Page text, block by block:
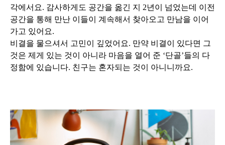
각에서요. 감사하게도 공간을 옮긴 지 2년이 넘었는데 이전
공간을 통해 만난 이들이 계속해서 찾아오고 만남을 이어
가고 있어요.
비결을 물으셔서 고민이 깊었어요. 만약 비결이 있다면 그
것은 제게 있는 것이 아니라 마음을 열어 준 ‘단골’들의 다
정함에 있습니다. 친구는 혼자되는 것이 아니니까요.